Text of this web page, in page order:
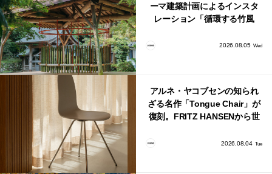
ーマ建築計画によるインスタ
レーション「循環する竹風
2026.08.05 Wed
アルネ・ヤコブセンの知られ
ざる名作「Tongue Chair」が
復刻。FRITZ HANSENから世
2026.08.04 Tue